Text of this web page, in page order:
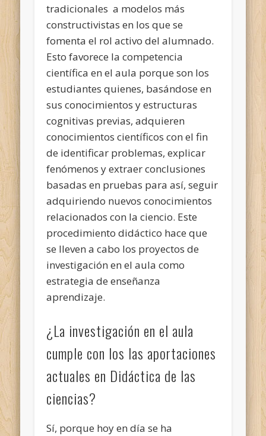
tradicionales a modelos más
constructivistas en los que se
fomenta el rol activo del alumnado.
Esto favorece la competencia
científica en el aula porque son los
estudiantes quienes, basándose en
sus conocimientos y estructuras
cognitivas previas, adquieren
conocimientos científicos con el fin
de identificar problemas, explicar
fenómenos y extraer conclusiones
basadas en pruebas para así, seguir
adquiriendo nuevos conocimientos
relacionados con la ciencio. Este
procedimiento didáctico hace que
se lleven a cabo los proyectos de
investigación en el aula como
estrategia de enseñanza
aprendizaje.
¿La investigación en el aula
cumple con los las aportaciones
actuales en Didáctica de las
ciencias?
Sí, porque hoy en día se ha